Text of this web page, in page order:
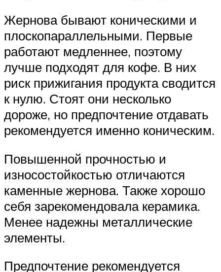
Жернова бывают коническими и
плоскопараллельными. Первые
работают медленнее, поэтому
лучше подходят для кофе. В них
риск прижигания продукта сводится
к нулю. Стоят они несколько
дороже, но предпочтение отдавать
рекомендуется именно коническим.
Повышенной прочностью и
износостойкостью отличаются
каменные жернова. Также хорошо
себя зарекомендовала керамика.
Менее надежны металлические
элементы.
Предпочтение рекомендуется